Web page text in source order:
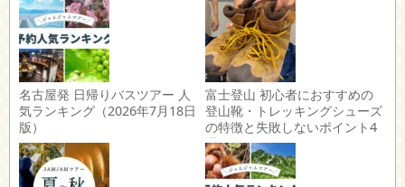
名古屋発 日帰りバスツアー 人
気ランキング（2026年7月18日
版）
富士登山 初心者におすすめの
登山靴・トレッキングシューズ
の特徴と失敗しないポイント4
選